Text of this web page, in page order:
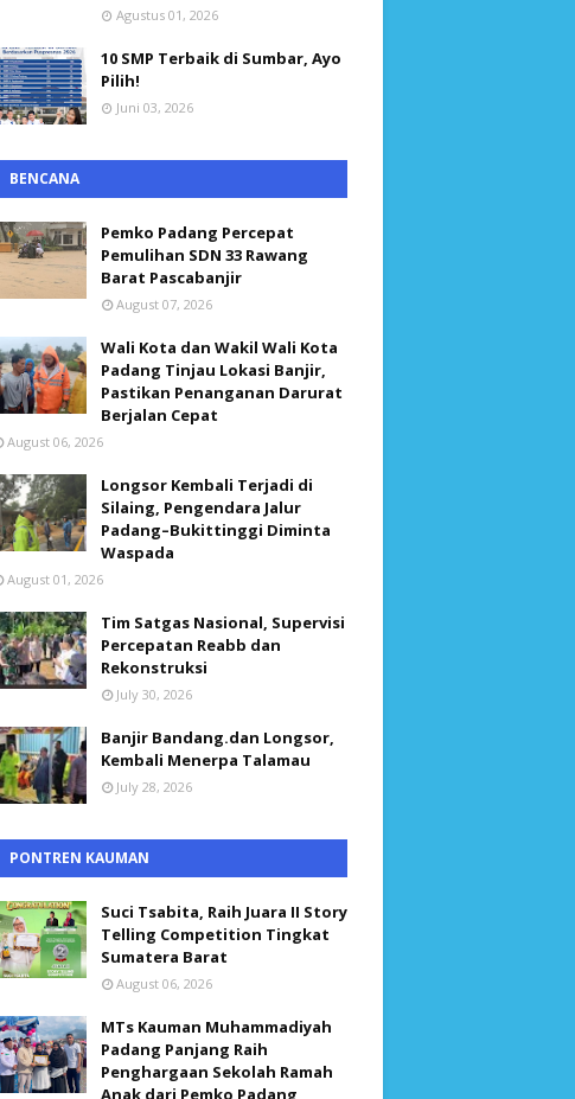
Agustus 01, 2026
10 SMP Terbaik di Sumbar, Ayo
Pilih!
Juni 03, 2026
BENCANA
Pemko Padang Percepat
Pemulihan SDN 33 Rawang
Barat Pascabanjir
August 07, 2026
Wali Kota dan Wakil Wali Kota
Padang Tinjau Lokasi Banjir,
Pastikan Penanganan Darurat
Berjalan Cepat
August 06, 2026
Longsor Kembali Terjadi di
Silaing, Pengendara Jalur
Padang–Bukittinggi Diminta
Waspada
August 01, 2026
Tim Satgas Nasional, Supervisi
Percepatan Reabb dan
Rekonstruksi
July 30, 2026
Banjir Bandang.dan Longsor,
Kembali Menerpa Talamau
July 28, 2026
PONTREN KAUMAN
Suci Tsabita, Raih Juara II Story
Telling Competition Tingkat
Sumatera Barat
August 06, 2026
MTs Kauman Muhammadiyah
Padang Panjang Raih
Penghargaan Sekolah Ramah
Anak dari Pemko Padang